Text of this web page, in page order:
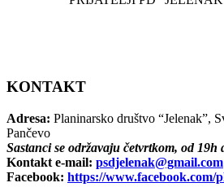
KONTAKT
Adresa: Planinarsko društvo “Jelenak”,
Pančevo
Sastanci se održavaju četvrtkom, od 19h
Kontakt e-mail: psdjelenak@gmail.com
Facebook: https://www.facebook.com/